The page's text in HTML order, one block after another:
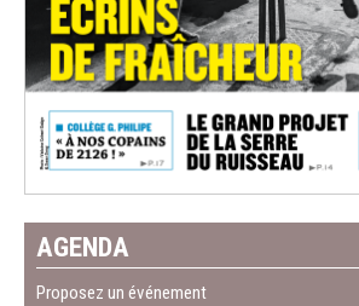
AGENDA
Proposez un événement